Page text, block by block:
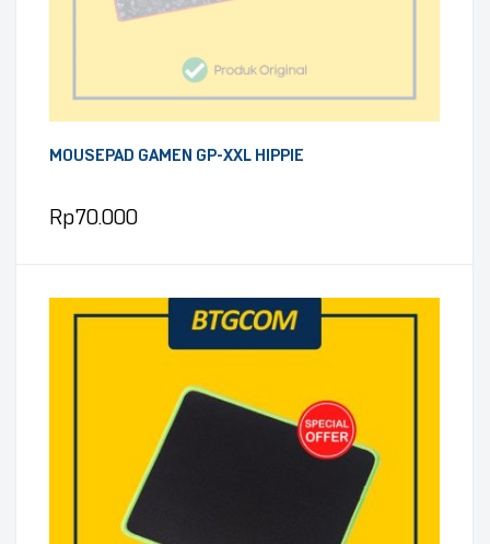
MOUSEPAD GAMEN GP-XXL HIPPIE
Rp70.000